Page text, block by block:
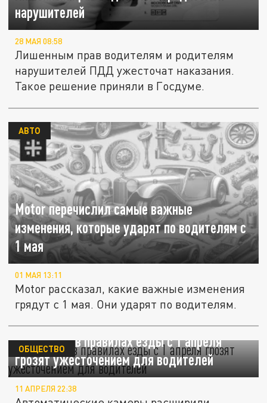
нарушителей
28 МАЯ 08:58
Лишенным прав водителям и родителям
нарушителей ПДД ужесточат наказания.
Такое решение приняли в Госдуме.
Motor перечислил самые важные
изменения, которые ударят по водителям с
1 мая
АВТО
01 МАЯ 13:11
Motor рассказал, какие важные изменения
грядут с 1 мая. Они ударят по водителям.
Изменения в правилах езды с 1 апреля
грозят ужесточением для водителей
ОБЩЕСТВО
11 АПРЕЛЯ 22:38